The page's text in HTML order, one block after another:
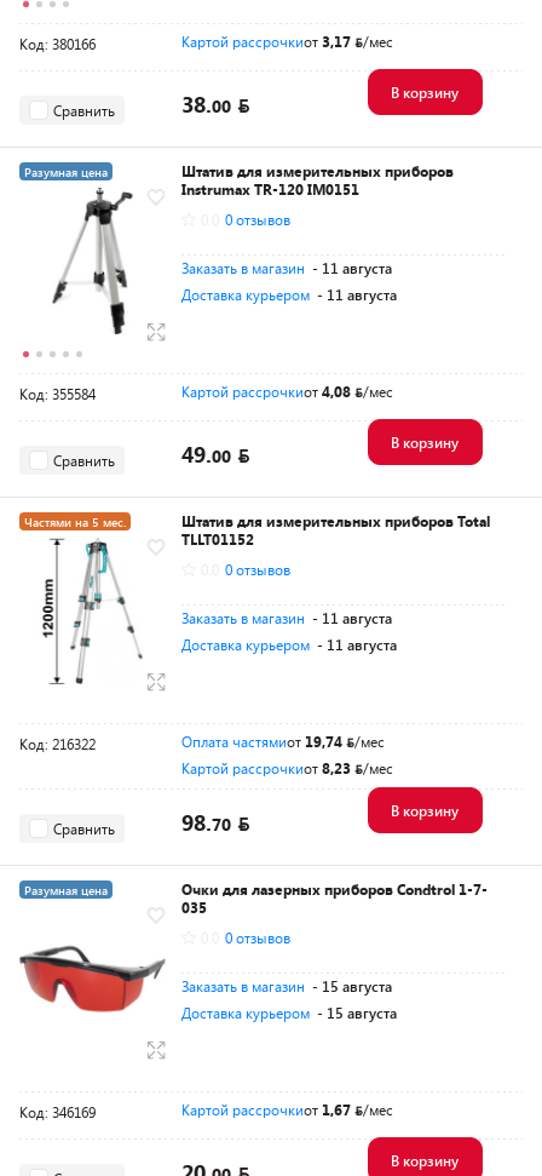
Код: 380166 Картой рассрочкиот3,17 /мес
Сравнить 38.00
В корзину
Разумная цена
Штатив для измерительных приборов
Instrumax TR-120 IM0151
0 отзывов
Заказать в магазин - 11 августа
Доставка курьером - 11 августа
Код: 355584 Картой рассрочкиот4,08 /мес
Сравнить 49.00
В корзину
Частями на 5 мес.
Разумная цена
Штатив для измерительных приборов Total
TLLT01152
0 отзывов
Заказать в магазин - 11 августа
Доставка курьером - 11 августа
Код: 216322 Оплата частямиот 19,74
/мес
Картой рассрочкиот8,23 /мес
Сравнить 98.70
В корзину
Разумная цена
Очки для лазерных приборов Condtrol 1-7-
035
0 отзывов
Заказать в магазин - 15 августа
Доставка курьером - 15 августа
Код: 346169 Картой рассрочкиот 1,67 /мес
В корзину